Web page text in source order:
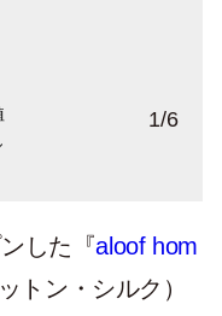
1/6
した『aloof hom
トン・シルク）